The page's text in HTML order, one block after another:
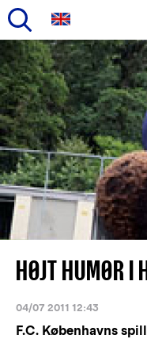
Gå
til
hovedindhold
Primær
navigation
HØJT HUMØR I
04/07 2011 12:43
F.C. Københavns